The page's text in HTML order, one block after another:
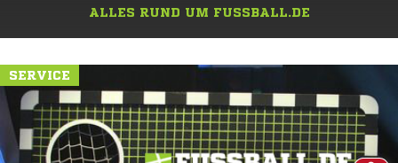
ALLES RUND UM FUSSBALL.DE
SERVICE